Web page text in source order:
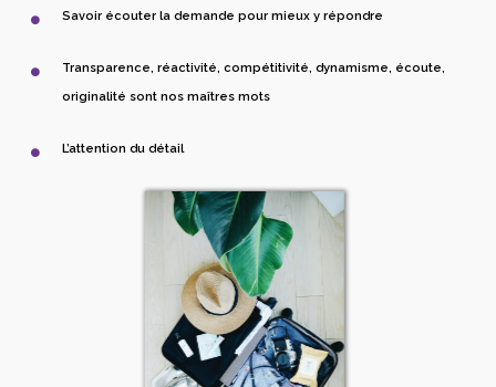
Savoir écouter la demande pour mieux y répondre
Transparence, réactivité, compétitivité, dynamisme, écoute,
originalité sont nos maîtres mots
L’attention du détail